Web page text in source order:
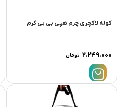
کوله لاکچری چرم هپی بی بی کرم
۲.۲۴۹.۰۰۰ تومان